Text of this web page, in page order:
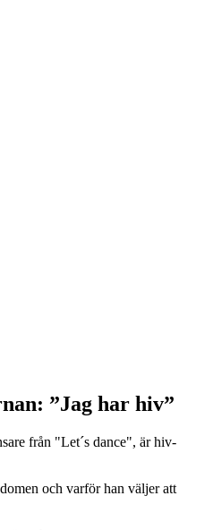
”Jag har hiv”
från "Let´s dance", är hiv-
och varför han väljer att